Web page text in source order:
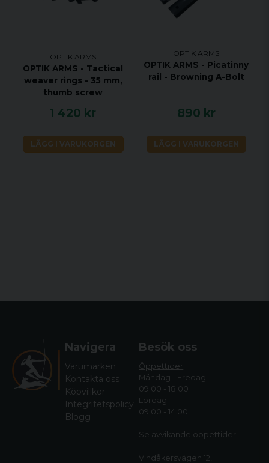
OPTIK ARMS
OPTIK ARMS - Tactical
weaver rings - 35 mm,
thumb screw
1 420 kr
LÄGG I VARUKORGEN
OPTIK ARMS
OPTIK ARMS - Picatinny
rail - Browning A-Bolt
890 kr
LÄGG I VARUKORGEN
Navigera
Varumärken
Kontakta oss
Köpvillkor
Integritetspolicy
Blogg
Besök oss
Öppettider
Måndag - Fredag:
09.00 - 18.00
Lördag:
09.00 - 14.00
Se avvikande öppettider
Vindåkersvägen 12,